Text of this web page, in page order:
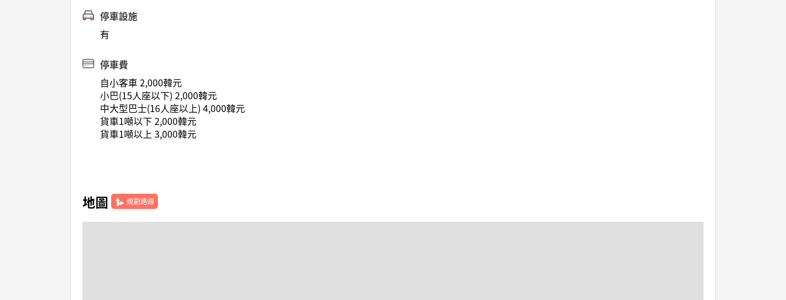
停車設施
有
停車費
自小客車 2,000韓元
小巴(15人座以下) 2,000韓元
中大型巴士(16人座以上) 4,000韓元
貨車1噸以下 2,000韓元
貨車1噸以上 3,000韓元
地圖 規劃路線